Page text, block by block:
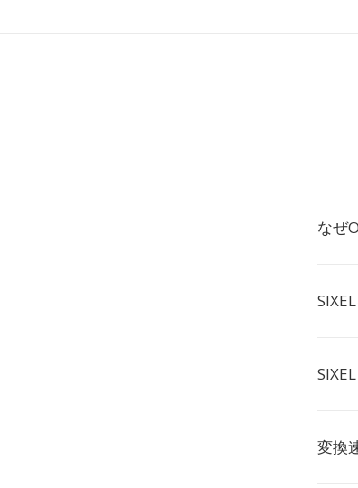
なぜ
変換